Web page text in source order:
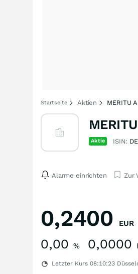
Startseite Aktien MERITU
Aktie ISIN:
Alarme einrichten Zur
0,2400 EUR
0,00 % 0,0000
Letzter Kurs 08:10:23